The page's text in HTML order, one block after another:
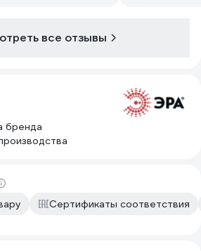
все отзывы
бренда
Сертификаты соответствия